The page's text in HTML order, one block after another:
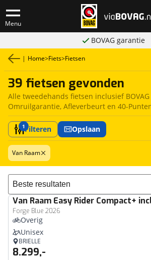
Menu
BOVAG garantie
| Home>Fiets>Fietsen
39 fietsen gevonden
Alle tweedehands fietsen inclusief
Omruilgarantie, Afleverbeurt en 40-
1Filteren Opslaan
Van Raam
Sorteer resultaten
Van Raam Easy Rider Compact+
Forge Blue 2026
Overig
Unisex
BRIELLE
8.299,-